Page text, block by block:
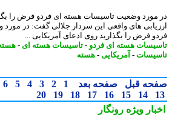
وضعیت تاسیسات هسته ای فردو فرض را بگذارید
های واقعی این سردار جلالی گفت: در مورد
فرض را بگذارید روی ادعای آمریکایی ...
هسته ای فردو- تاسیسات هسته ای- هسته ای
-آمریکایی-هسته
قبل صفحه بعد 1
2
3
4
5
6
7
14
15
16
17
18
19
20
ویژهرونگار